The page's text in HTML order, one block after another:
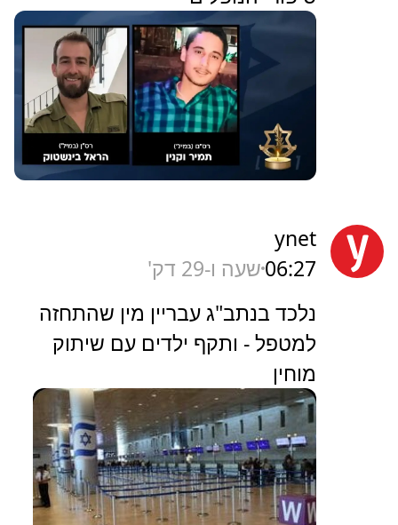
ynet
06:27שעה ו-29 דק'
נלכד בנתב"ג עבריין מין שהתחזה
למטפל - ותקף ילדים עם שיתוק
מוחין